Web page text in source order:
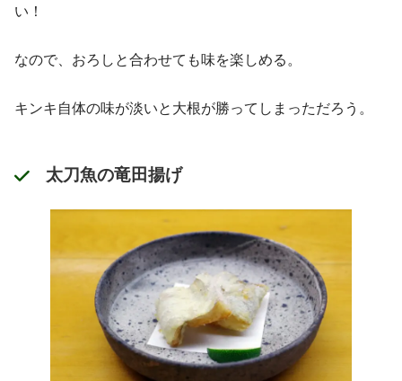
い！
なので、おろしと合わせても味を楽しめる。
キンキ自体の味が淡いと大根が勝ってしまっただろう。
太刀魚の竜田揚げ